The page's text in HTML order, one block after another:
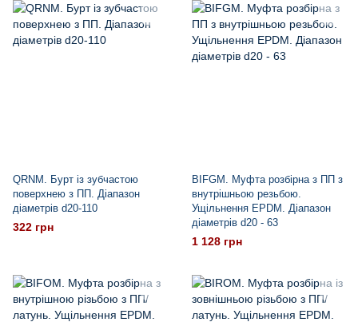
QRNM. Бурт із зубчастою
поверхнею з ПП. Діапазон
діаметрів d20-110
322 грн
BIFGM. Муфта розбірна з ПП з
внутрішньою резьбою.
Ущільнення EPDM. Діапазон
діаметрів d20 - 63
1 128 грн